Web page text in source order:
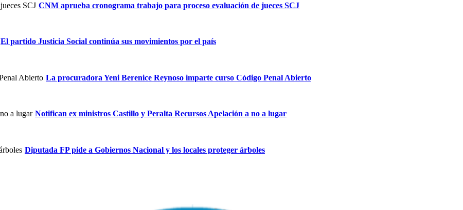
CNM aprueba cronograma trabajo para proceso evaluación de jueces SCJ
El partido Justicia Social continúa sus movimientos por el país
La procuradora Yeni Berenice Reynoso imparte curso Código Penal Abierto
Notifican ex ministros Castillo y Peralta Recursos Apelación a no a lugar
Diputada FP pide a Gobiernos Nacional y los locales proteger árboles